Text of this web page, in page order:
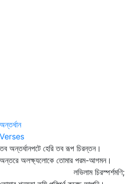
অন্তর্ধান
Verses
তব অন্তর্ধানপটে হেরি তব রূপ চিরন্তন।
অন্তরে অলক্ষ্যলোকে তোমার পরম-আগমন।
লভিলাম চিরস্পর্শমণি;